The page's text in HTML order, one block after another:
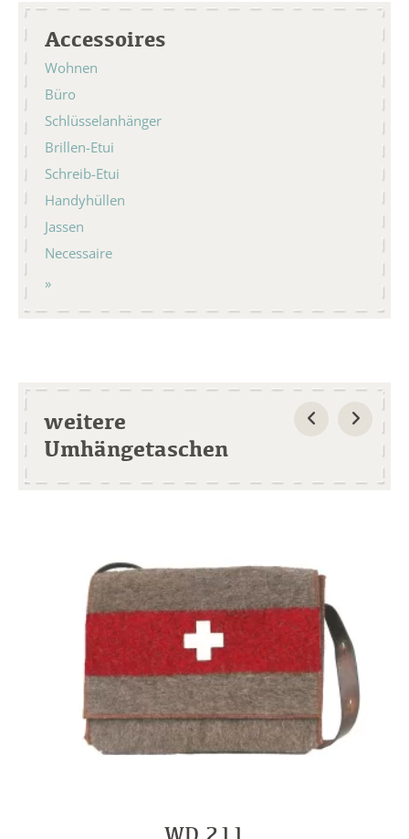
Accessoires
Wohnen
Büro
Schlüsselanhänger
Brillen-Etui
Schreib-Etui
Handyhüllen
Jassen
Necessaire
weitere
Umhängetaschen